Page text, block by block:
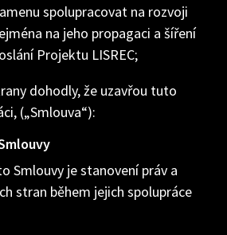
spolupracovat na rozvoji
na jeho propagaci a šíření
Projektu LISREC;
dohodly, že uzavřou tuto
(„Smlouva“):
Smlouvy je stanovení práv a
stran během jejich spolupráce